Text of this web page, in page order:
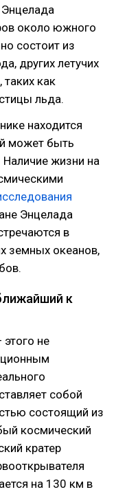
Энцелада
около южного
состоит из
других летучих
как
льда.
находится
может быть
Наличие жизни на
Энцелада
в
земных океанов,
к
не
собой
состоящий из
космический
кратер
на 130 км в